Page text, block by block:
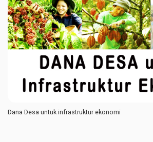
Dana Desa untuk infrastruktur ekonomi